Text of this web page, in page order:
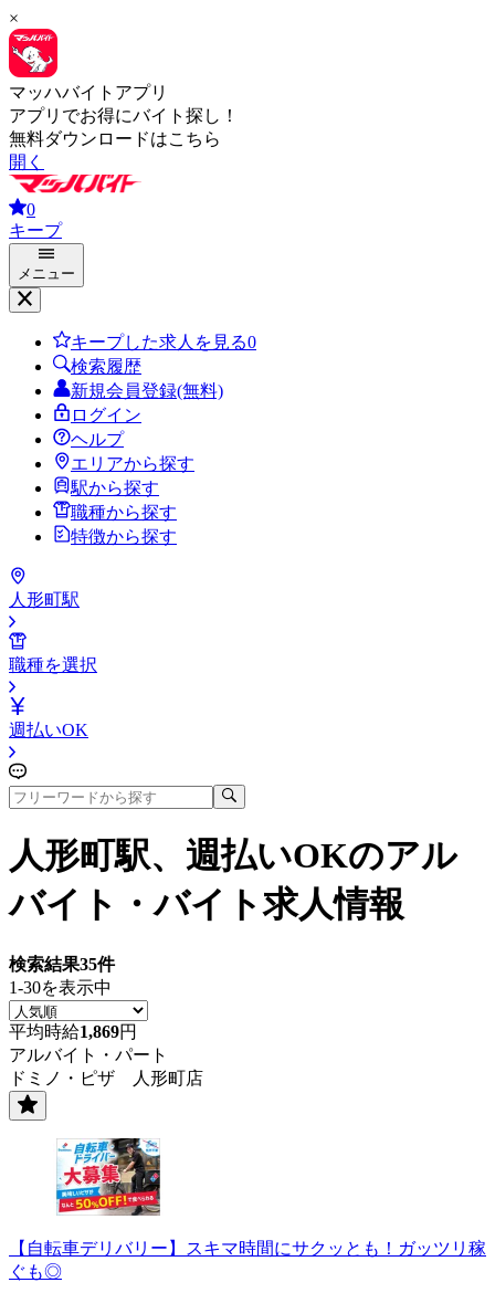
×
マッハバイトアプリ
アプリでお得にバイト探し！
無料ダウンロードはこちら
開く
0
キープ
メニュー
キープした求人を見る0
検索履歴
新規会員登録(無料)
ログイン
ヘルプ
エリアから探す
駅から探す
職種から探す
特徴から探す
人形町駅
職種を選択
週払いOK
人形町駅、週払いOKのアル
バイト・バイト求人情報
検索結果35件
1-30を表示中
平均時給1,869円
アルバイト・パート
ドミノ・ピザ 人形町店
【自転車デリバリー】スキマ時間にサクッとも！ガッツリ稼
ぐも◎